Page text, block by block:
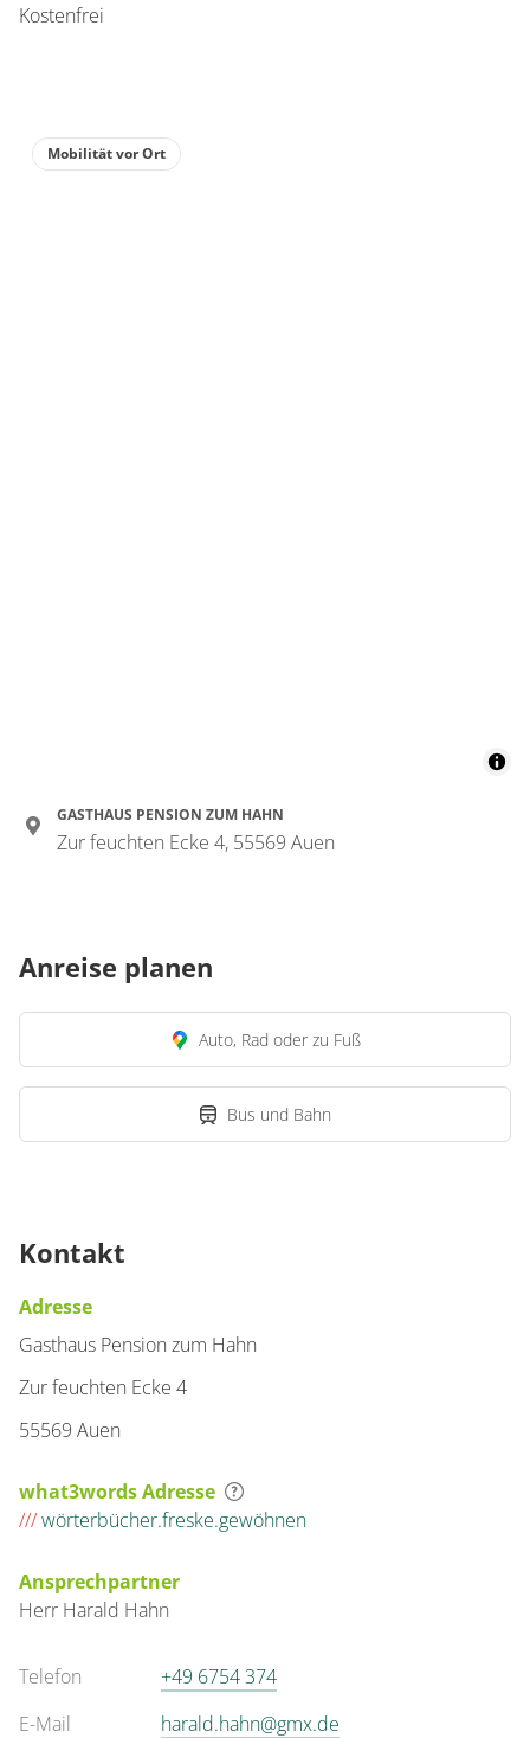
Kostenfrei
Mobilität vor Ort
GASTHAUS PENSION ZUM HAHN
Zur feuchten Ecke 4, 55569 Auen
Anreise planen
Auto, Rad oder zu Fuß
Bus und Bahn
Kontakt
Adresse
Gasthaus Pension zum Hahn
Zur feuchten Ecke 4
55569 Auen
what3words Adresse
///wörterbücher.freske.gewöhnen
Ansprechpartner
Herr Harald Hahn
Telefon
+49 6754 374
E-Mail
harald.hahn@gmx.de